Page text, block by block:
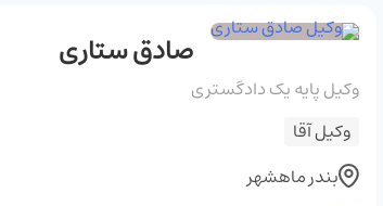
صادق ستاری
وکیل پایه یک دادگستری
وکیل آقا
بندر ماهشهر